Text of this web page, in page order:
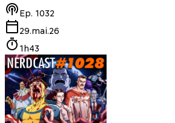
Ep. 1032
29.mai.26
1h43